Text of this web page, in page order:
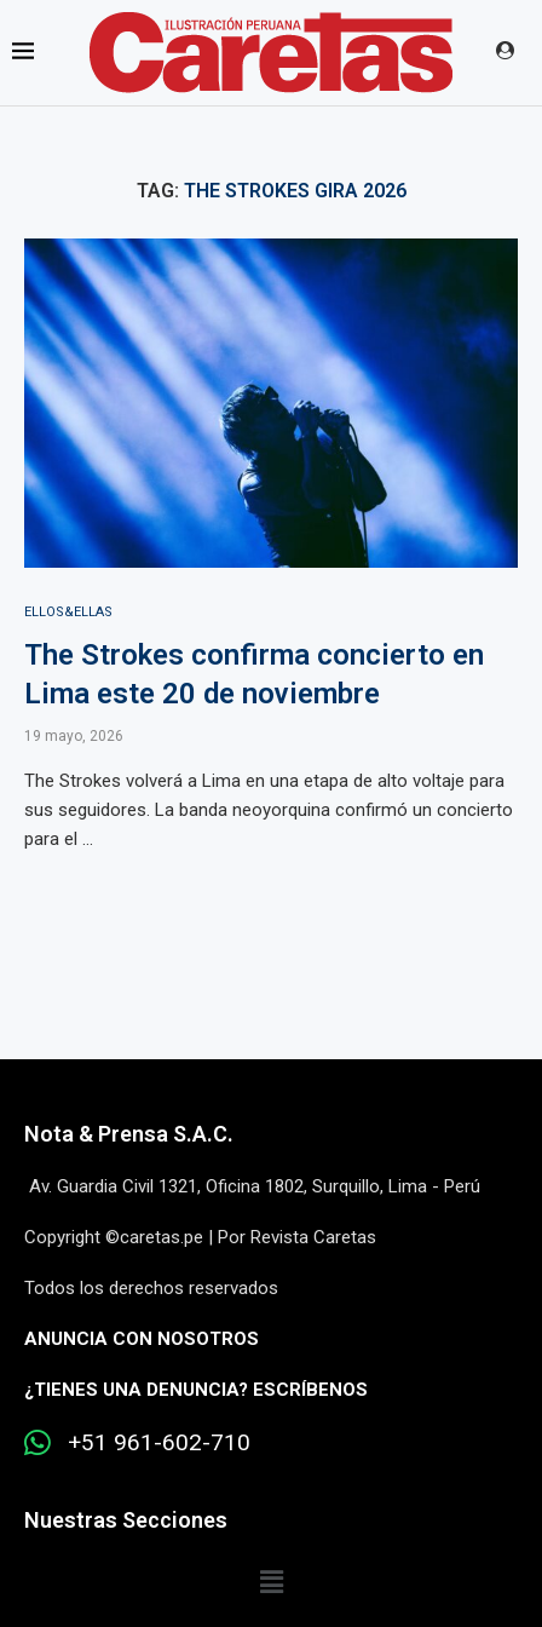
TAG: THE STROKES GIRA 2026
ELLOS&ELLAS
The Strokes confirma concierto en
Lima este 20 de noviembre
19 mayo, 2026
The Strokes volverá a Lima en una etapa de alto voltaje para
sus seguidores. La banda neoyorquina confirmó un concierto
para el ...
Nota & Prensa S.A.C.
Av. Guardia Civil 1321, Oficina 1802, Surquillo, Lima - Perú
Copyright ©caretas.pe | Por Revista Caretas
Todos los derechos reservados
ANUNCIA CON NOSOTROS
¿TIENES UNA DENUNCIA? ESCRÍBENOS
+51 961-602-710
Nuestras Secciones